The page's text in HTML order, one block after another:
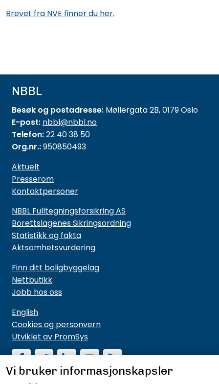
Brevet fra NVE finner du her.
NBBL
Besøk og postadresse: Møllergata 2B, 0179 Oslo
E-post: nbbl@nbbl.no
Telefon:22 40 38 50
Org.nr.:950850493
Aktuelt
Presserom
Kontaktpersoner
NBBL Fulltegningsforsikring AS
Borettslagenes Sikringsordning
Statistikk og fakta
Aktsomhetsvurdering
Finn ditt boligbyggelag
Nettbutikk
Jobb hos oss
English
Cookies og personvern
Utviklet av PromSys
Vi bruker informasjonskapsler